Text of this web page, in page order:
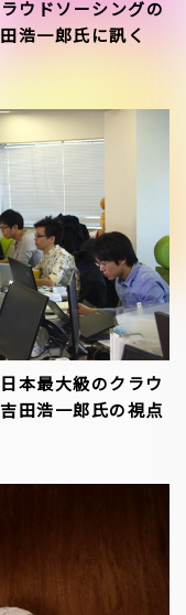
ウドソーシングの
浩一郎氏に訊く
本最大級のクラウ
田浩一郎氏の視点